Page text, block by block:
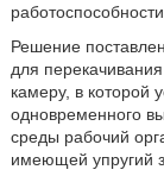
работоспособности
Решение
для
камеру, в которой
одновременного
среды рабочий
имеющей упругий